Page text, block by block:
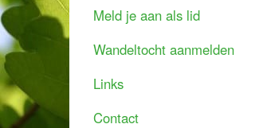
Meld je aan als lid
Wandeltocht aanmelden
Links
Contact